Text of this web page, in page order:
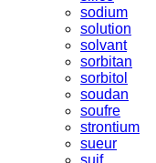
sodium
solution
solvant
sorbitan
sorbitol
soudan
soufre
strontium
sueur
suif